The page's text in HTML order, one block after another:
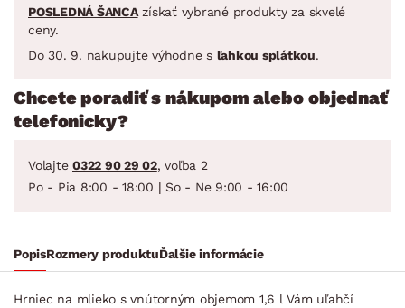
POSLEDNÁ ŠANCAzískať vybrané produkty za skvelé
ceny.
Do 30. 9. nakupujte výhodne s ľahkou splátkou.
Chcete poradiť s nákupom alebo objednať
telefonicky?
Volajte 0322 90 29 02, voľba 2
Po - Pia 8:00 - 18:00 | So - Ne 9:00 - 16:00
PopisRozmery produktuĎalšie informácie
Hrniec na mlieko s vnútorným objemom 1,6 l Vám uľahčí